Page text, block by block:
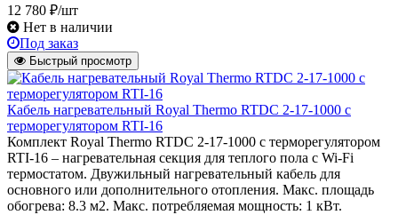
12 780 ₽/шт
Нет в наличии
Под заказ
Быстрый просмотр
Кабель нагревательный Royal Thermo RTDC 2-17-1000 с
терморегулятором RTI-16
Комплект Royal Thermo RTDC 2-17-1000 с терморегулятором
RTI-16 – нагревательная секция для теплого пола с Wi-Fi
термостатом. Двужильный нагревательный кабель для
основного или дополнительного отопления. Макс. площадь
обогрева: 8.3 м2. Макс. потребляемая мощность: 1 кВт.